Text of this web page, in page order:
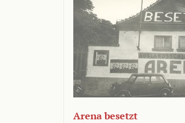
Arena besetzt